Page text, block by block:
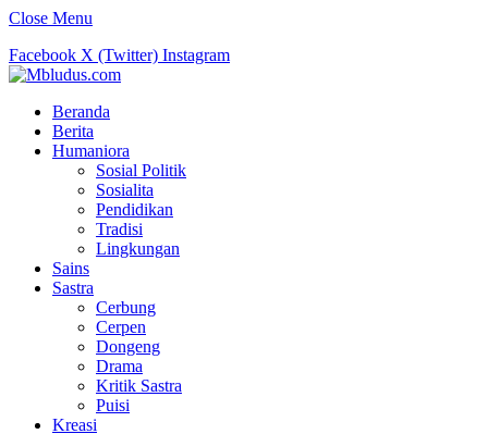
Close Menu
Facebook X (Twitter) Instagram
Beranda
Berita
Humaniora
Sosial Politik
Sosialita
Pendidikan
Tradisi
Lingkungan
Sains
Sastra
Cerbung
Cerpen
Dongeng
Drama
Kritik Sastra
Puisi
Kreasi